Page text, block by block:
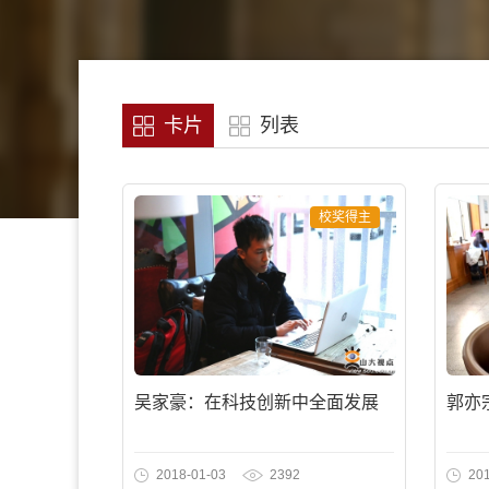
卡片 列表
校奖得主
吴家豪：在科技创新中全面发展
2018-01-03 2392
郭亦